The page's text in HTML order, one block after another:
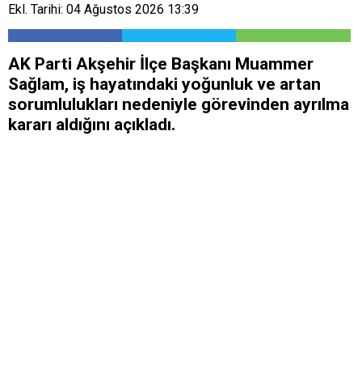
Ekl. Tarihi: 04 Ağustos 2026 13:39
AK Parti Akşehir İlçe Başkanı Muammer
Sağlam, iş hayatındaki yoğunluk ve artan
sorumlulukları nedeniyle görevinden ayrılma
kararı aldığını açıkladı.